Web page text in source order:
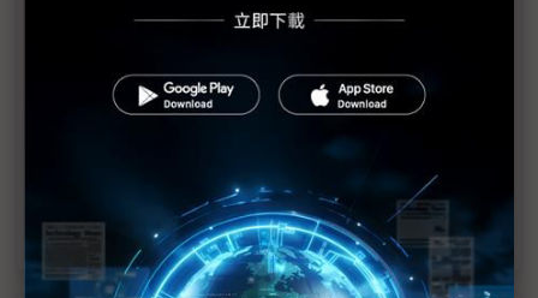
搶攻低碳轉型關鍵技術，台泥、亞泥、中油如何布局
新加坡淨零時程提前 政府帶頭發展氫能
大環境影響能源產業 中油忙甩碳排兼轉型
美國氣候變遷法案停看聽